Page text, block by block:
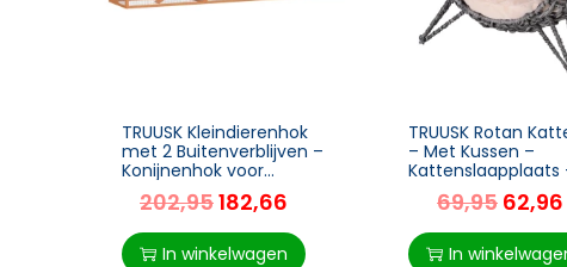
TRUUSK Kleindierenhok
met 2 Buitenverblijven –
Konijnenhok voor
Kleindieren – Ruime Kooi
– Voor Konijnen en Kleine
Dieren – Grijs
202,95182,66
In winkelwagen
TRUUSK Rotan
– Met Kussen –
Kattenslaapplaats
Kattengrot –
Voeten – Zilvergrijs
x 58 cm
69,95 62,96
In